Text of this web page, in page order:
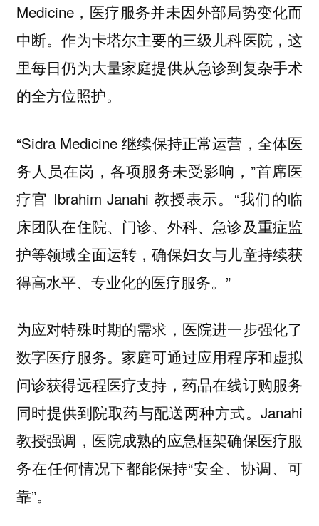
Medicine，医疗服务并未因外部局势变化而
中断。作为卡塔尔主要的三级儿科医院，这
里每日仍为大量家庭提供从急诊到复杂手术
的全方位照护。
“Sidra Medicine 继续保持正常运营，全体医
务人员在岗，各项服务未受影响，”首席医
疗官 Ibrahim Janahi 教授表示。“我们的临
床团队在住院、门诊、外科、急诊及重症监
护等领域全面运转，确保妇女与儿童持续获
得高水平、专业化的医疗服务。”
为应对特殊时期的需求，医院进一步强化了
数字医疗服务。家庭可通过应用程序和虚拟
问诊获得远程医疗支持，药品在线订购服务
同时提供到院取药与配送两种方式。Janahi
教授强调，医院成熟的应急框架确保医疗服
务在任何情况下都能保持“安全、协调、可
靠”。